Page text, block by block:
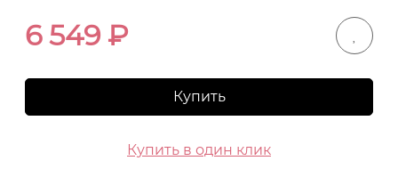
6 549 ₽
Купить
Купить в один клик